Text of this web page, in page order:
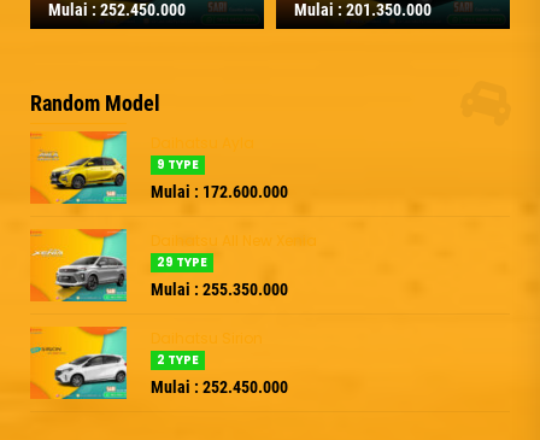
Mulai : 252.450.000 Mulai : 201.350.000
Random Model
9 TYPE
Mulai : 172.600.000
Daihatsu All New Xenia
29 TYPE
Mulai : 255.350.000
Daihatsu Sirion
2 TYPE
Mulai : 252.450.000